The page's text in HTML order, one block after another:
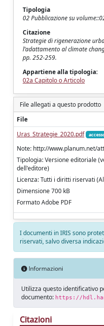
Tipologia
02 Pubblicazione su
Citazione
Strategie di rigenerazione
l’adattamento al climate
pp. 252-259.
Appartiene alla tipologia:
02a Capitolo o Articolo
File allegati a questo prodotto
File
Uras_Strategie_2020.pdf
Note: http://www.planum.net/
Tipologia: Versione editoriale
dell'editore)
Licenza: Tutti i diritti riservati
Dimensione 700 kB
Formato Adobe PDF
I documenti in IRIS sono
riservati, salvo diversa
Informazioni
Utilizza questo identificativo
documento: https://
Citazioni